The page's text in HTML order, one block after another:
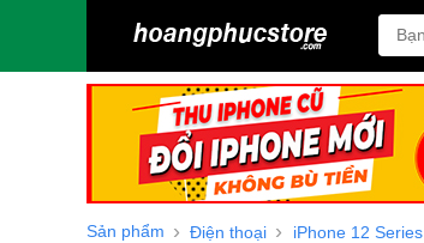
Sản phẩm Điện thoại iPhone 12 Series